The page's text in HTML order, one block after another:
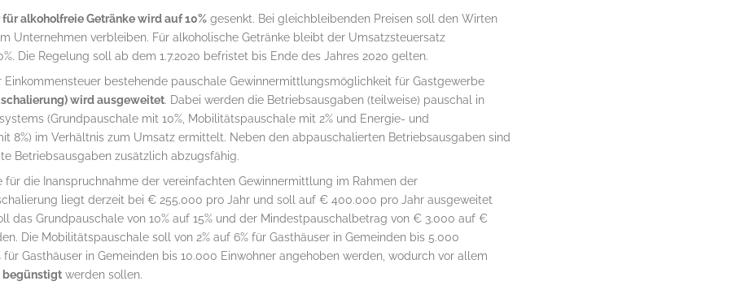
alkoholfreie Getränke wird auf 10% gesenkt. Bei gleichbleibenden Preisen soll den Wirten
Unternehmen verbleiben. Für alkoholische Getränke bleibt der Umsatzsteuersatz
Die Regelung soll ab dem 1.7.2020 befristet bis Ende des Jahres 2020 gelten.
Einkommensteuer bestehende pauschale Gewinnermittlungsmöglichkeit für Gastgewerbe
wird ausgeweitet. Dabei werden die Betriebsausgaben (teilweise) pauschal in
(Grundpauschale mit 10%, Mobilitätspauschale mit 2% und Energie- und
8%) im Verhältnis zum Umsatz ermittelt. Neben den abpauschalierten Betriebsausgaben sind
Betriebsausgaben zusätzlich abzugsfähig.
für die Inanspruchnahme der vereinfachten Gewinnermittlung im Rahmen der
liegt derzeit bei € 255.000 pro Jahr und soll auf € 400.000 pro Jahr ausgeweitet
das Grundpauschale von 10% auf 15% und der Mindestpauschalbetrag von € 3.000 auf €
Die Mobilitätspauschale soll von 2% auf 6% für Gasthäuser in Gemeinden bis 5.000
für Gasthäuser in Gemeinden bis 10.000 Einwohner angehoben werden, wodurch vor allem
begünstigt werden sollen.